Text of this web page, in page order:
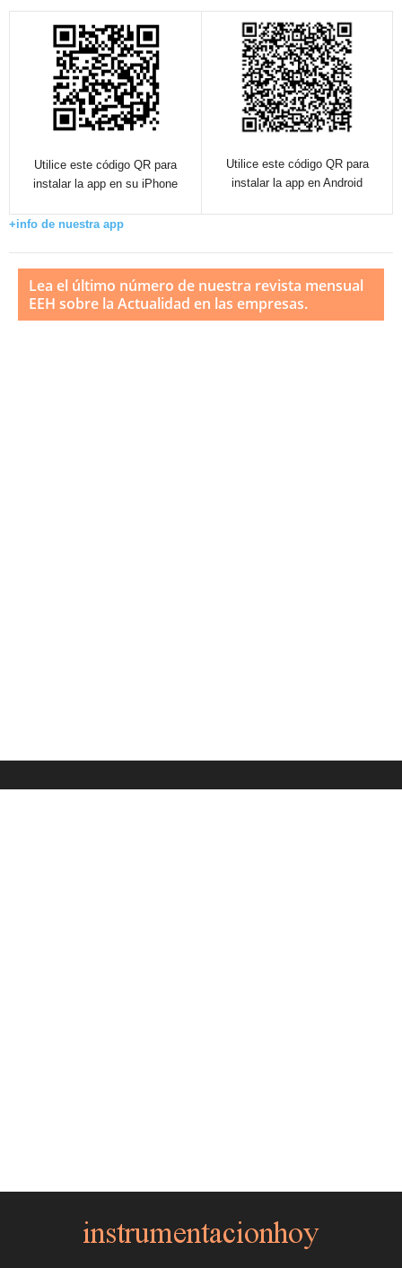
Utilice este código QR para
instalar la app en su iPhone
Utilice este código QR para
instalar la app en Android
+info de nuestra app
Lea el último número de nuestra revista mensual
EEH sobre la Actualidad en las empresas.